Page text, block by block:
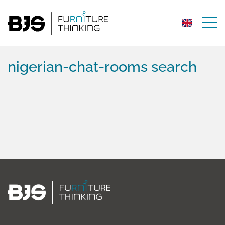
nigerian-chat-rooms search